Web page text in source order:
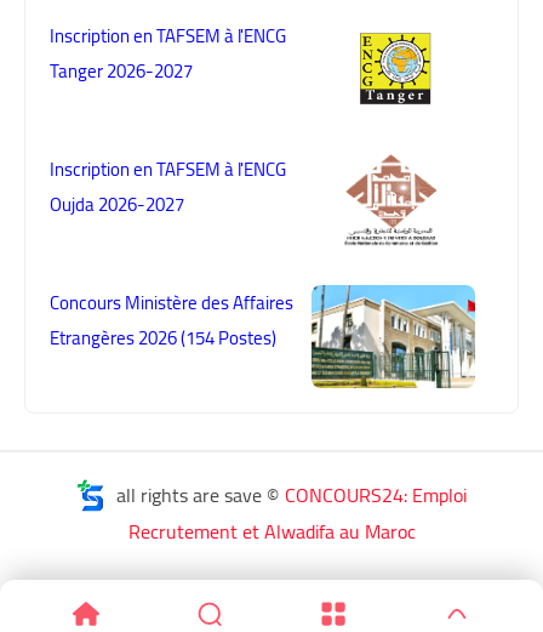
Inscription en TAFSEM à l'ENCG
Tanger 2026-2027
Inscription en TAFSEM à l'ENCG
Oujda 2026-2027
Concours Ministère des Affaires
Etrangères 2026 (154 Postes)
all rights are save © CONCOURS24: Emploi
Recrutement et Alwadifa au Maroc